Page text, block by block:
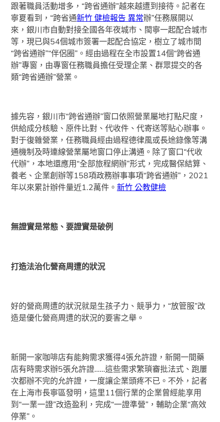
跟著職員活動增多，“跨省通辦”越來越遭到接待。記者在
寧夏看到，“跨省通新竹 健檢報告 異常辦”任務展開以
來，銀川市自動對接全國各年夜城市、閩寧一起配合城市
等，現已與54個城市簽署一起配合協定，樹立了城市間
“跨省通辦”“伴侶圈”。經由過程在全市設置14個“跨省通
辦”專窗，由專窗任務職員擔任受理企業、群眾提交的各
類“跨省通辦”營業。
據先容，銀川市“跨省通辦”窗口依照營業屬地打點尺度，
供給成分核驗、原件比對、代收件、代寄送等貼心辦事。
對于復雜營業，任務職員經由過程德律風或長途錄像等溝
通機制及時連線營業屬地窗口停止溝通。除了窗口“代收
代辦”，本地還應用“全部旅程網辦”形式，完成醫保結算、
養老、企業創辦等158項政務辦事事項“跨省通辦”，2021
年以來累計辦件量近1.2萬件。新竹 公教健檢
無證實是常態、要證實是破例
打造法治化營商周遭的狀況
好的營商周遭的狀況就是生孩子力、競爭力，“放管服”改
造是優化營商周遭的狀況的要害之舉。
新開一家咖啡店有能夠需求獲得4張允許證，新開一間藥
店有時需求辦5張允許證……這些需求繁瑣審批法式、跑屢
次都辦不完的允許證，一度讓企業頭疼不已。不外，記者
在上海市長寧區發明，這里11個行業的企業曾經能享用
到“一業一證”改造盈利，完成“一證準營”，輔助企業“高效
停業”。